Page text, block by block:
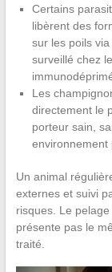
Certains
libèrent des
sur les poils
surveillé chez
Les
directement le
porteur sain,
environnement
Un animal
externes et suivi
risques. Le
présente pas le
traité.